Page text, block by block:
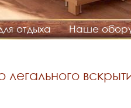
отдыха Наше